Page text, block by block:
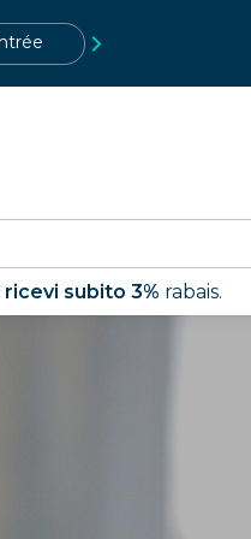
ricevi subito 3% rabais.